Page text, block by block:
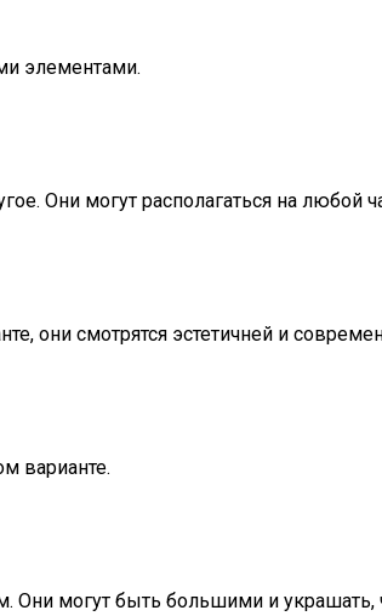
элементами.
Они могут располагаться на любой
они смотрятся эстетичней и
варианте.
Они могут быть большими и украшать,